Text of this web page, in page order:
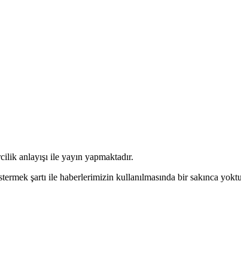
anlayışı ile yayın yapmaktadır.
şartı ile haberlerimizin kullanılmasında bir sakınca